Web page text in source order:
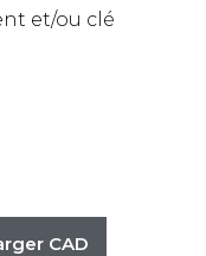
et/ou clé
CAD